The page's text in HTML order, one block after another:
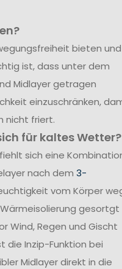
bieten und
ist, dass unter dem
Midlayer getragen
einzuschränken,
nicht friert.
für kaltes Wetter?
sich eine
nach dem 3-
vom Körper
gesortgt
Wind, Regen und Gischt
die Inzip-Funktion bei
Midlayer direkt in die